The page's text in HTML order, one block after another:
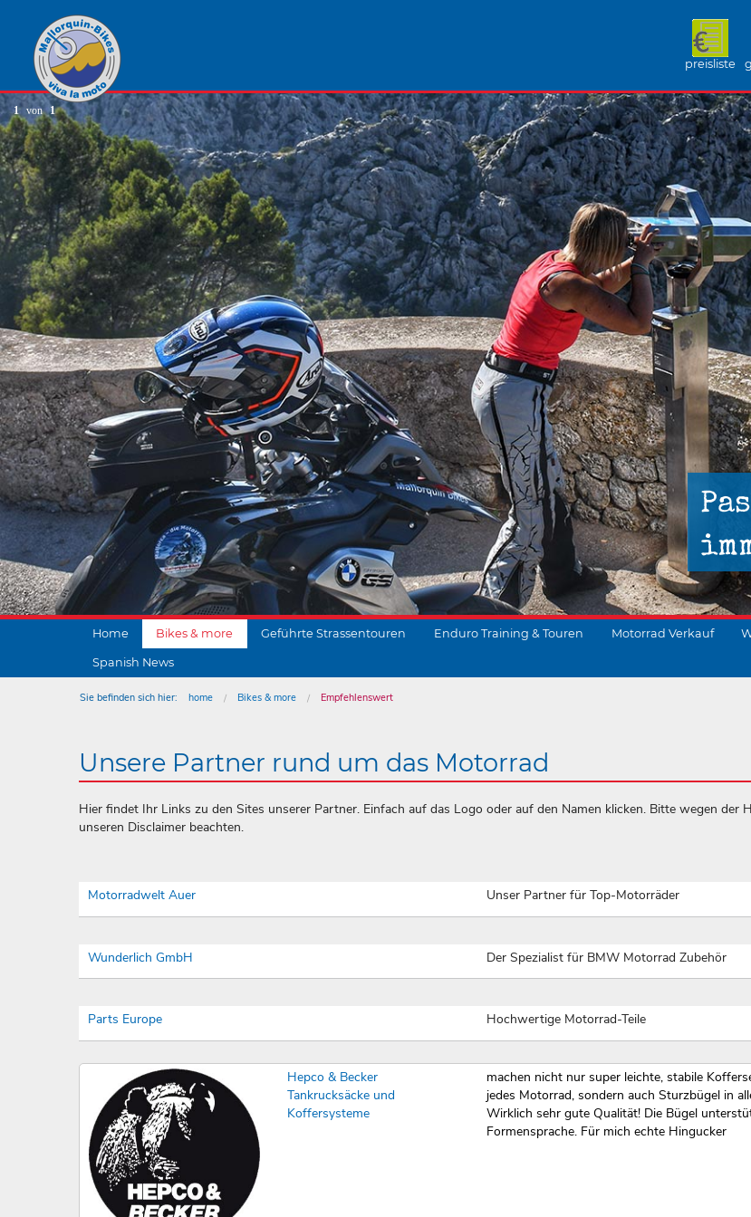
preisliste
1 von 1
Home Bikes & more Geführte Strassentouren Enduro Training & Touren Motorrad Verkauf
Spanish News
Sie befinden sich hier: home Bikes & more
Empfehlenswert
Unsere Partner rund um das Motorrad
Hier findet Ihr Links zu den Sites unserer Partner. Einfach auf das Logo oder auf den Namen klicken. Bitte wegen der
unseren Disclaimer beachten.
Motorradwelt Auer Unser Partner für Top-Motorräder
Wunderlich GmbH Der Spezialist für BMW Motorrad Zubehör
Parts Europe Hochwertige Motorrad-Teile
Hepco & Becker
Tankrucksäcke und
Koffersysteme
machen nicht nur super leichte, stabile
jedes Motorrad, sondern auch Sturzbügel in
Wirklich sehr gute Qualität! Die Bügel
Formensprache. Für mich echte Hingucker